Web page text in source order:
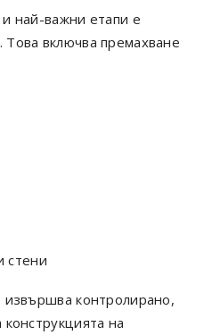
най-важни етапи е
включва премахване
стени
извършва контролирано,
на